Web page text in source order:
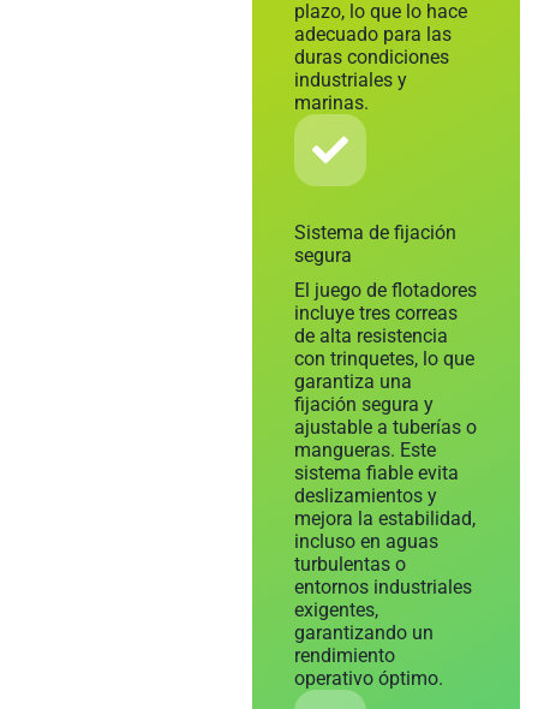
plazo, lo que lo hace
adecuado para las
duras condiciones
industriales y
marinas.
Sistema de fijación
segura
El juego de flotadores
incluye tres correas
de alta resistencia
con trinquetes, lo que
garantiza una
fijación segura y
ajustable a tuberías o
mangueras. Este
sistema fiable evita
deslizamientos y
mejora la estabilidad,
incluso en aguas
turbulentas o
entornos industriales
exigentes,
garantizando un
rendimiento
operativo óptimo.